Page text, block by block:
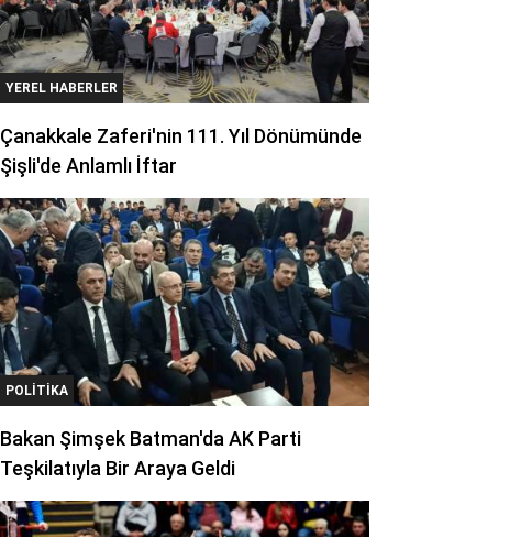
YEREL HABERLER
Çanakkale Zaferi'nin 111. Yıl Dönümünde
Şişli'de Anlamlı İftar
POLITIKA
Bakan Şimşek Batman'da AK Parti
Teşkilatıyla Bir Araya Geldi